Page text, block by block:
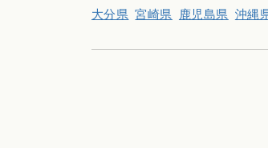
大分県 宮崎県 鹿児島県 沖縄